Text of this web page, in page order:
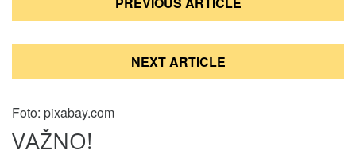
NEXT ARTICLE
Foto: pixabay.com
VAŽNO!